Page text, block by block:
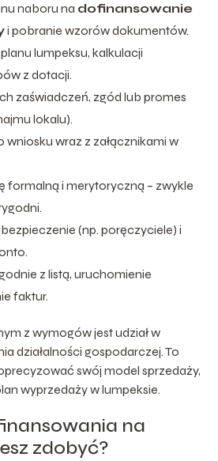
naboru na dofinansowanie
i pobranie wzorów dokumentów.
lumpeksu, kalkulacji
z dotacji.
zaświadczeń, zgód lub promes
lokalu).
wniosku wraz z załącznikami w
formalną i merytoryczną – zwykle
(np. poręczyciele) i
z listą, uruchomienie
faktur.
z wymogów jest udział w
działalności gospodarczej. To
swój model sprzedaży,
wyprzedaży w lumpeksie.
na
zdobyć?